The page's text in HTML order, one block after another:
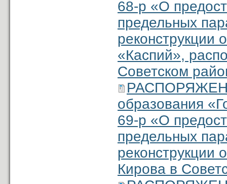
68-р «О
предельных
реконструкции
«Каспий»,
Советском
образования
69-р «О
предельных
реконструкции
Кирова в